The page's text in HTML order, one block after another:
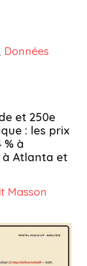
Données
et 250e
: les prix
% à
Atlanta et
Masson